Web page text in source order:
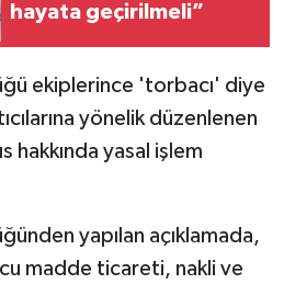
hayata geçirilmeli”
ekiplerince 'torbacı' diye
yönelik düzenlenen
hakkında yasal işlem
yapılan açıklamada,
madde ticareti, nakli ve